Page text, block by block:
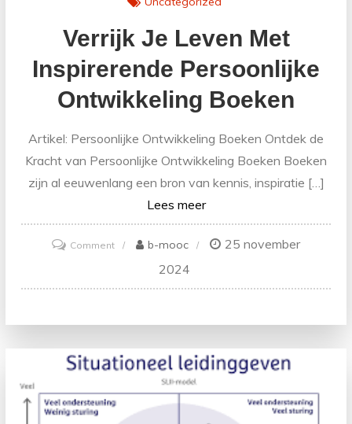
Verrijk Je Leven Met
Inspirerende Persoonlijke
Ontwikkeling Boeken
Artikel: Persoonlijke Ontwikkeling Boeken Ontdek de
Kracht van Persoonlijke Ontwikkeling Boeken Boeken
zijn al eeuwenlang een bron van kennis, inspiratie […]
Lees meer
Commenton
je
Inspirerende
Persoonlijke
Ontwikkeling
Boeken
b-mooc
25 november
2024